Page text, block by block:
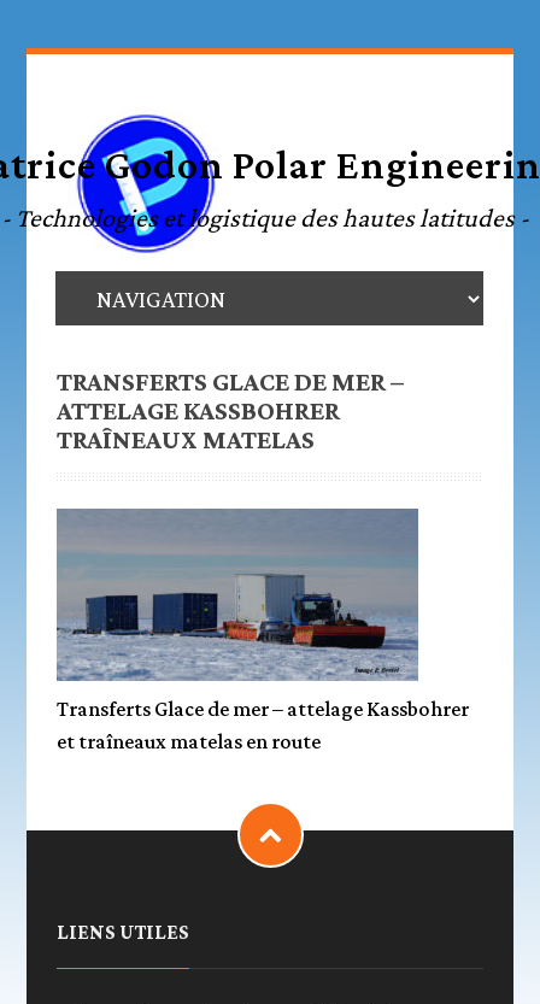
TRANSFERTS GLACE DE MER –
ATTELAGE KASSBOHRER
TRAÎNEAUX MATELAS
Transferts Glace de mer – attelage Kassbohrer
et traîneaux matelas en route
LIENS UTILES